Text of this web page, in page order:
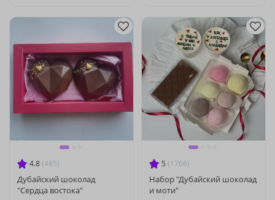
4.8 (485)
Дубайский шоколад
"Сердца востока"
5 (1766)
Набор "Дубайский шоколад
и моти"